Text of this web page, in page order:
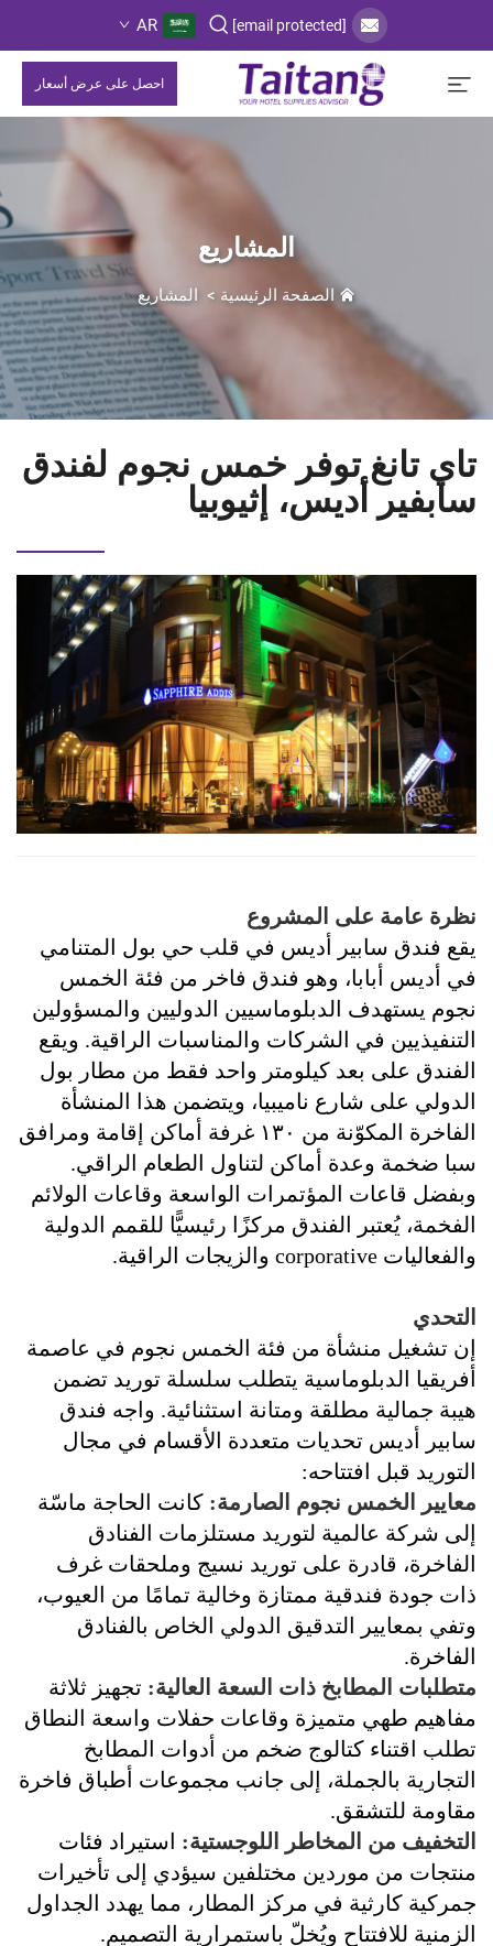
[email protected]
AR
احصل على عرض أسعار
المشاريع
الصفحة الرئيسية > المشاريع
تاي تانغ توفر خمس نجوم لفندق
سابفير أديس، إثيوبيا
نظرة عامة على المشروع
يقع فندق سابير أديس في قلب حي بول المتنامي
في أديس أبابا، وهو فندق فاخر من فئة الخمس
نجوم يستهدف الدبلوماسيين الدوليين والمسؤولين
التنفيذيين في الشركات والمناسبات الراقية. ويقع
الفندق على بعد كيلومتر واحد فقط من مطار بول
الدولي على شارع ناميبيا، ويتضمن هذا المنشأة
الفاخرة المكوّنة من ١٣٠ غرفة أماكن إقامة ومرافق
سبا ضخمة وعدة أماكن لتناول الطعام الراقي.
وبفضل قاعات المؤتمرات الواسعة وقاعات الولائم
الفخمة، يُعتبر الفندق مركزًا رئيسيًّا للقمم الدولية
والفعاليات corporative والزيجات الراقية.
التحدي
إن تشغيل منشأة من فئة الخمس نجوم في عاصمة
أفريقيا الدبلوماسية يتطلب سلسلة توريد تضمن
هيبة جمالية مطلقة ومتانة استثنائية. واجه فندق
سابير أديس تحديات متعددة الأقسام في مجال
التوريد قبل افتتاحه:
معايير الخمس نجوم الصارمة: كانت الحاجة ماسّة
إلى شركة عالمية لتوريد مستلزمات الفنادق
الفاخرة، قادرة على توريد نسيج وملحقات غرف
ذات جودة فندقية ممتازة وخالية تمامًا من العيوب،
وتفي بمعايير التدقيق الدولي الخاص بالفنادق
الفاخرة.
متطلبات المطابخ ذات السعة العالية: تجهيز ثلاثة
مفاهيم طهي متميزة وقاعات حفلات واسعة النطاق
تطلب اقتناء كتالوج ضخم من أدوات المطابخ
التجارية بالجملة، إلى جانب مجموعات أطباق فاخرة
مقاومة للتشقق.
التخفيف من المخاطر اللوجستية: استيراد فئات
منتجات من موردين مختلفين سيؤدي إلى تأخيرات
جمركية كارثية في مركز المطار، مما يهدد الجداول
الزمنية للافتتاح ويُخلّ باستمرارية التصميم.